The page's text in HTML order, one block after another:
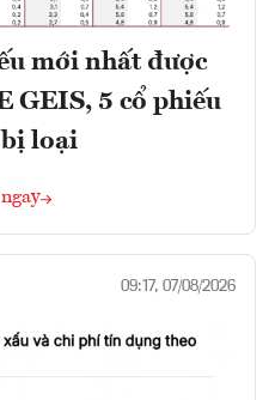
mới nhất được
GEIS, 5 cổ phiếu
loại
09:17, 07/08/2026